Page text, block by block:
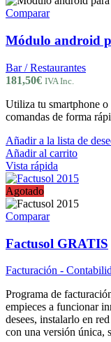
Comparar
Módulo android
Bar / Restaurantes
181,50€ IVA Inc.
Utiliza tu smartphone o
comandas de forma
Añadir a la lista de
Añadir al carrito
Vista rápida
Agotado
Comparar
Factusol GRATIS
Facturación -
Programa de
empieces a funcionar
desees, instalarlo en
con una versión única,